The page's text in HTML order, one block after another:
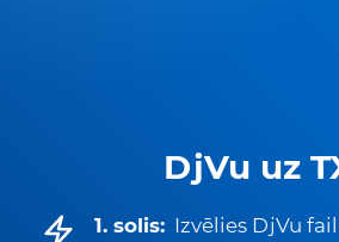
DjVu uz
1. solis: Izvēlies DjVu